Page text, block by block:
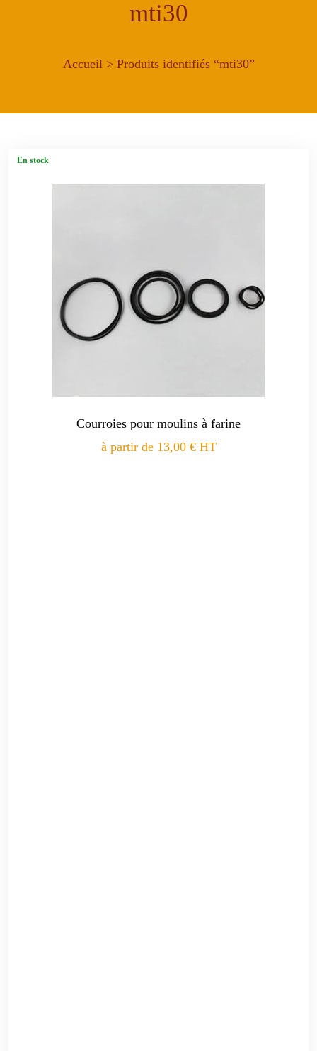
mti30
Accueil > Produits identifiés “mti30”
En stock
Courroies pour moulins à farine
à partir de 13,00 €HT